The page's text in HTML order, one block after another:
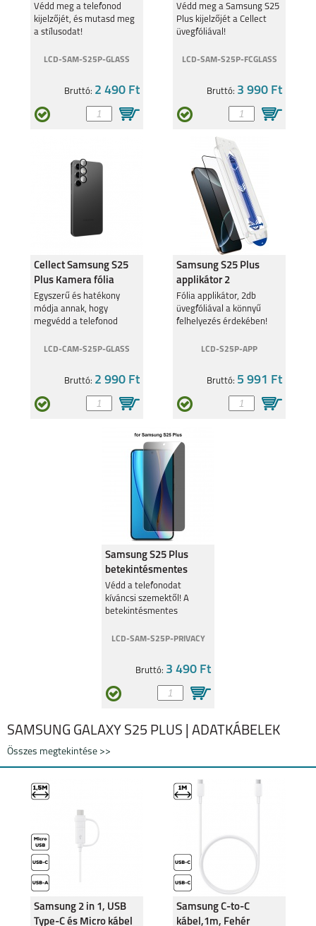
GALAXY TAB S8 GALAXY TAB S8+
GALAXY TAB S8
GALAXY TAB A8 10.5
GALAXY TAB S7 FE
Plus
Védd meg a telefonod
kijelzőjét, és mutasd meg
a stílusodat!
LCD-SAM-S25P-GLASS
Bruttó: 2 490 Ft
üvegfólia
Védd meg a Samsung S25
Plus kijelzőjét a Cellect
üvegfóliával!
LCD-SAM-S25P-FCGLASS
Bruttó: 3 990 Ft
Cellect Samsung S25
Plus Kamera fólia
Egyszerű és hatékony
módja annak, hogy
megvédd a telefonod
LCD-CAM-S25P-GLASS
Bruttó: 2 990 Ft
Samsung S25 Plus
applikátor 2
üvegfóliával
Fólia applikátor, 2db
üvegfóliával a könnyű
felhelyezés érdekében!
LCD-S25P-APP
Bruttó: 5 991 Ft
Samsung S25 Plus
betekintésmentes
üvegfólia
Védd a telefonodat
kíváncsi szemektől! A
betekintésmentes
LCD-SAM-S25P-PRIVACY
Bruttó: 3 490 Ft
SAMSUNG GALAXY S25 PLUS | ADATKÁBELEK
Összes megtekintése >>
Samsung 2 in 1, USB
Type-C és Micro kábel
Samsung C-to-C
kábel,1m, Fehér